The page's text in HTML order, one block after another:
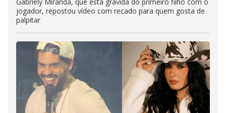
jogador, repostou vídeo com recado para quem gosta de
palpitar